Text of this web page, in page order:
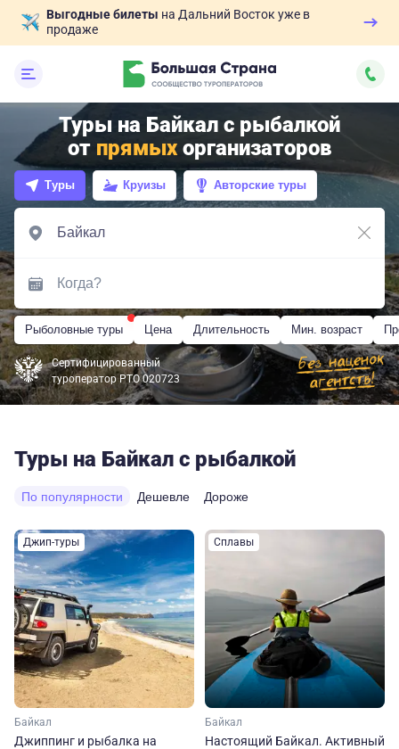
Выгодные билеты на Дальний Восток уже в
продаже
Туры на Байкал с рыбалкой
от прямыхорганизаторов
Туры Круизы Авторские туры
Рыболовные туры Цена Длительность Мин. возраст
Сертифицированный
туроператор РТО 020723
Туры на Байкал с рыбалкой
По популярности Дешевле Дороже
Джип-туры
Байкал
Джиппинг и рыбалка на
Сплавы
Байкал
Настоящий Байкал. Активный